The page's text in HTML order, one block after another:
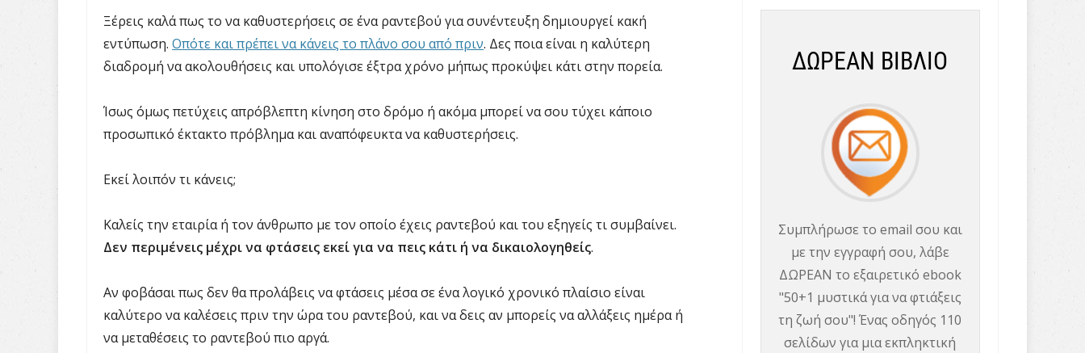
Ξέρεις καλά πως το να καθυστερήσεις σε ένα ραντεβού για συνέντευξη δημιουργεί κακή
εντύπωση. Οπότε και πρέπει να κάνεις το πλάνο σου από πριν. Δες ποια είναι η καλύτερη
διαδρομή να ακολουθήσεις και υπολόγισε έξτρα χρόνο μήπως προκύψει κάτι στην πορεία.
Ίσως όμως πετύχεις απρόβλεπτη κίνηση στο δρόμο ή ακόμα μπορεί να σου τύχει κάποιο
προσωπικό έκτακτο πρόβλημα και αναπόφευκτα να καθυστερήσεις.
Εκεί λοιπόν τι κάνεις;
Καλείς την εταιρία ή τον άνθρωπο με τον οποίο έχεις ραντεβού και του εξηγείς τι συμβαίνει.
Δεν περιμένεις μέχρι να φτάσεις εκεί για να πεις κάτι ή να δικαιολογηθείς.
Αν φοβάσαι πως δεν θα προλάβεις να φτάσεις μέσα σε ένα λογικό χρονικό πλαίσιο είναι
καλύτερο να καλέσεις πριν την ώρα του ραντεβού, και να δεις αν μπορείς να αλλάξεις ημέρα ή
να μεταθέσεις το ραντεβού πιο αργά.
ΔΩΡΕΑΝ ΒΙΒΛΙΟ
Συμπλήρωσε το email σου και
με την εγγραφή σου, λάβε
ΔΩΡΕΑΝ το εξαιρετικό ebook
"50+1 μυστικά για να φτιάξεις
τη ζωή σου"! Ένας οδηγός 110
σελίδων για μια εκπληκτική